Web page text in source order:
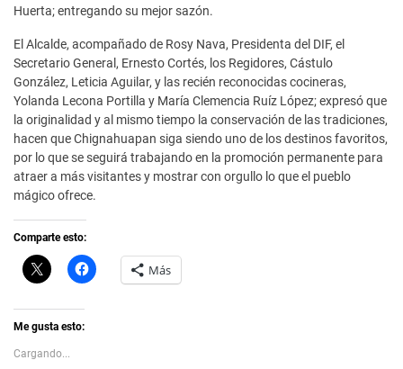
Huerta; entregando su mejor sazón.
El Alcalde, acompañado de Rosy Nava, Presidenta del DIF, el
Secretario General, Ernesto Cortés, los Regidores, Cástulo
González, Leticia Aguilar, y las recién reconocidas cocineras,
Yolanda Lecona Portilla y María Clemencia Ruíz López; expresó que
la originalidad y al mismo tiempo la conservación de las tradiciones,
hacen que Chignahuapan siga siendo uno de los destinos favoritos,
por lo que se seguirá trabajando en la promoción permanente para
atraer a más visitantes y mostrar con orgullo lo que el pueblo
mágico ofrece.
Comparte esto:
C
l
k
t
s
h
H
a Más
Me gusta esto:
Cargando...